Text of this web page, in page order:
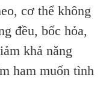
cơ thể không
đều, bốc hỏa,
khả năng
ham muốn tình